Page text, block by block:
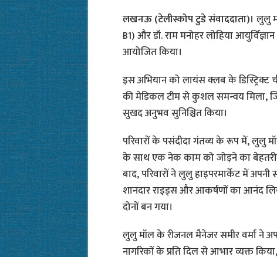
लखनऊ (टेलीस्कोप टुडे संवाददाता)। लुलु
B1) और डॉ. राम मनोहर लोहिया
आयोजित किया।
इस अभियान को लायंस क्लब के
की मेडिकल टीम से कुशल समन्वय मिला,
सुखद अनुभव सुनिश्चित किया।
​परिवारों के पसंदीदा गंतव्य के रूप में, लुलु
के साथ एक नेक काम को जोड़ने का
बाद, परिवारों ने लुलु हाइपरमार्केट में
शानदार राइड्स और आकर्षणों का आनंद
दोनों बन गया।
​लुलु मॉल के रीजनल मैनेजर समीर वर्मा ने
नागरिकों के प्रति दिल से आभार व्यक्त